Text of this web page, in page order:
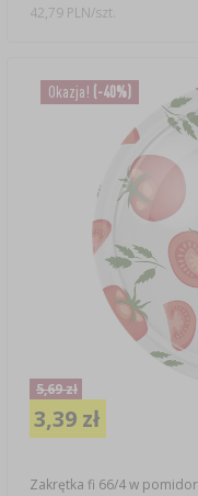
42,79 PLN/szt.
Okazja! (-40%)
Zakrętka fi 66/4 w
5,69 zł
3,39 zł